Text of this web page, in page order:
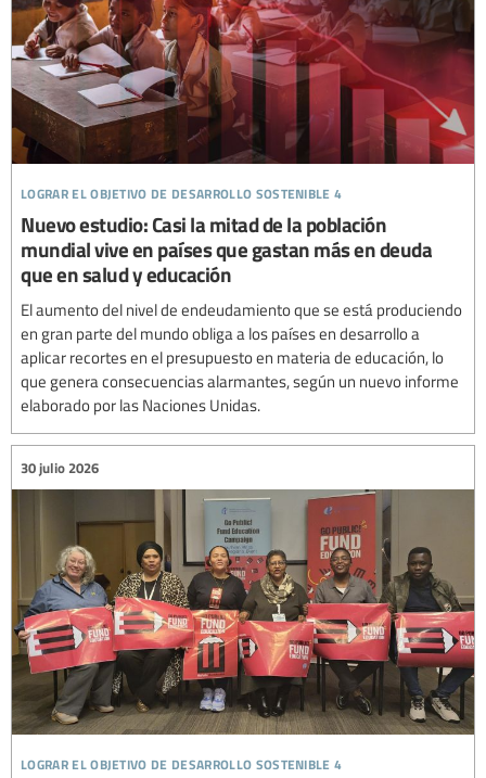
lograr el objetivo de desarrollo sostenible 4
Nuevo estudio: Casi la mitad de la población
mundial vive en países que gastan más en deuda
que en salud y educación
El aumento del nivel de endeudamiento que se está produciendo
en gran parte del mundo obliga a los países en desarrollo a
aplicar recortes en el presupuesto en materia de educación, lo
que genera consecuencias alarmantes, según un nuevo informe
elaborado por las Naciones Unidas.
lograr el objetivo de desarrollo sostenible 4
30 julio 2026